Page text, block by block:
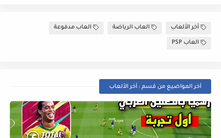
أخر الألعاب العاب الرياضة العاب مدفوعة
العاب PSP
أخر المواضيع من قسم : أخر الألعاب